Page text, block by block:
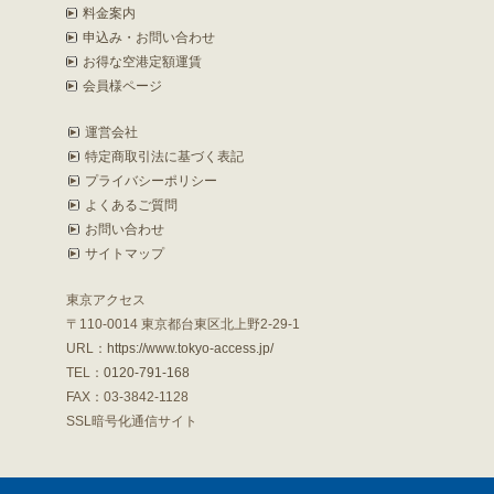
料金案内
申込み・お問い合わせ
お得な空港定額運賃
会員様ページ
運営会社
特定商取引法に基づく表記
プライバシーポリシー
よくあるご質問
お問い合わせ
サイトマップ
東京アクセス
〒110-0014 東京都台東区北上野2-29-1
URL： https://www.tokyo-access.jp/
TEL： 0120-791-168
FAX：03-3842-1128
SSL暗号化通信サイト